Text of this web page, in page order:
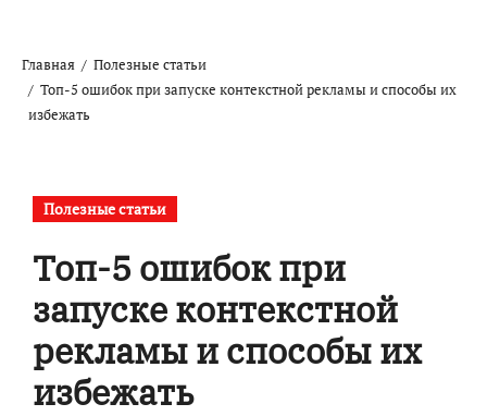
Главная
Полезные статьи
Топ-5 ошибок при запуске контекстной рекламы и способы их
избежать
Полезные статьи
Топ-5 ошибок при
запуске контекстной
рекламы и способы их
избежать